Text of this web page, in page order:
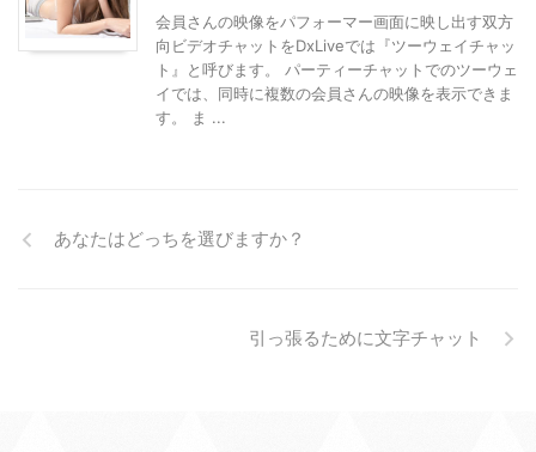
会員さんの映像をパフォーマー画面に映し出す双方
向ビデオチャットをDxLiveでは『ツーウェイチャッ
ト』と呼びます。 パーティーチャットでのツーウェ
イでは、同時に複数の会員さんの映像を表示できま
す。 ま ...
あなたはどっちを選びますか？
引っ張るために文字チャット